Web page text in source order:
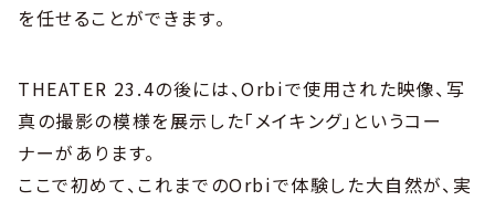
を任せることができます。
THEATER 23.4の後には、Orbiで使用された映像、写
真の撮影の模様を展示した「メイキング」というコー
ナーがあります。
ここで初めて、これまでのOrbiで体験した大自然が、実